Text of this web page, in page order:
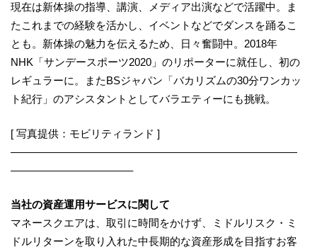
現在は新体操の指導、講演、メディア出演などで活躍中。ま
たこれまでの経験を活かし、イベントなどでダンスを踊るこ
とも。新体操の魅力を伝えるため、日々奮闘中。2018年
NHK「サンデースポーツ2020」のリポーターに就任し、初の
レギュラーに。またBSジャパン「バカリズムの30分ワンカッ
ト紀行」のアシスタントとしてバラエティーにも挑戦。
[ 写真提供：モビリティランド ]
———————————————————————————
———————————–
当社の資産運用サービスに関して
マネースクエアは、取引に時間をかけず、ミドルリスク・ミ
ドルリターンを取り入れた中長期的な資産形成を目指すお客